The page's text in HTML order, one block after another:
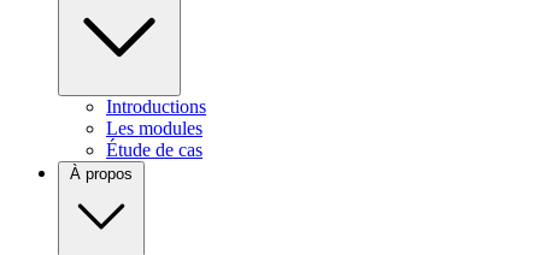
Introductions
Les modules
Étude de cas